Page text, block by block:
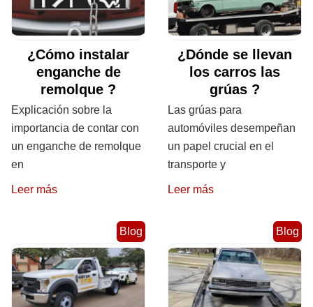
¿Cómo instalar
enganche de
remolque ?
Explicación sobre la
importancia de contar con
un enganche de remolque
en
Leer más
¿Dónde se llevan
los carros las
grúas ?
Las grúas para
automóviles desempeñan
un papel crucial en el
transporte y
Leer más
Blog Blog